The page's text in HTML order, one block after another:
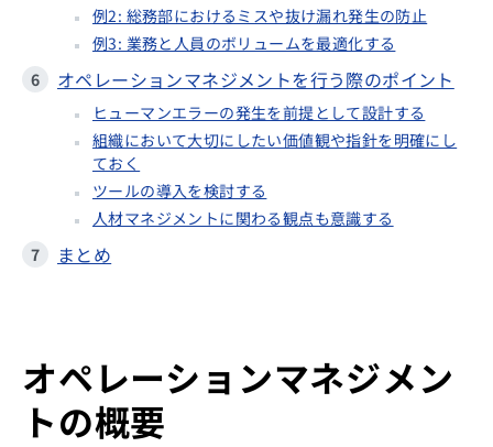
例2: 総務部におけるミスや抜け漏れ発生の防止
例3: 業務と人員のボリュームを最適化する
オペレーションマネジメントを行う際のポイント
ヒューマンエラーの発生を前提として設計する
組織において大切にしたい価値観や指針を明確にし
ておく
ツールの導入を検討する
人材マネジメントに関わる観点も意識する
まとめ
オペレーションマネジメン
トの概要